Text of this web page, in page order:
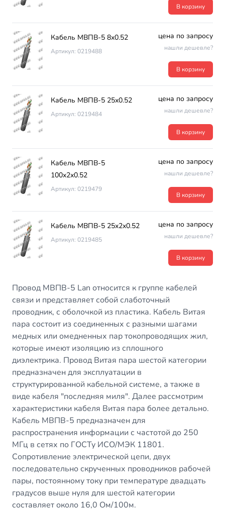
В корзину
Кабель МВПВ-5 8х0.52
Артикул: 0219488
цена по запросу
нашли дешевле?
В корзину
Кабель МВПВ-5 25х0.52
Артикул: 0219484
цена по запросу
нашли дешевле?
В корзину
Кабель МВПВ-5
100х2х0.52
Артикул: 0219479
цена по запросу
нашли дешевле?
В корзину
Кабель МВПВ-5 25х2х0.52
Артикул: 0219485
цена по запросу
нашли дешевле?
В корзину
Провод МВПВ-5 Lan относится к группе кабелей
связи и представляет собой слаботочный
проводник, с оболочкой из пластика. Кабель Витая
пара состоит из соединенных с разными шагами
медных или омедненных пар токопроводящих жил,
которые имеют изоляцию из сплошного
диэлектрика. Провод Витая пара шестой категории
предназначен для эксплуатации в
структурированной кабельной системе, а также в
виде кабеля "последняя миля". Далее рассмотрим
характеристики кабеля Витая пара более детально.
Кабель МВПВ-5 предназначен для
распространения информации с частотой до 250
МГц в сетях по ГОСТу ИСО/МЭК 11801.
Сопротивление электрической цепи, двух
последовательно скрученных проводников рабочей
пары, постоянному току при температуре двадцать
градусов выше нуля для шестой категории
составляет около 16,0 Ом/100м.